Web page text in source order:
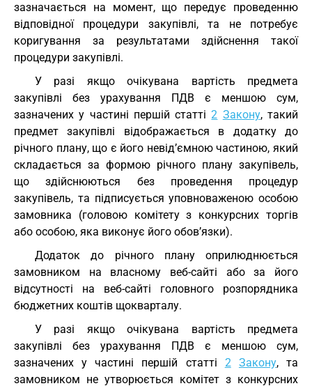
зазначається на момент, що передує проведенню
відповідної процедури закупівлі, та не потребує
коригування за результатами здійснення такої
процедури закупівлі.
У разі якщо очікувана вартість предмета
закупівлі без урахування ПДВ є меншою сум,
зазначених у частині першій статті2 Закону, такий
предмет закупівлі відображається в додатку до
річного плану, що є його невід’ємною частиною, який
складається за формою річного плану закупівель,
що здійснюються без проведення процедур
закупівель, та підписується уповноваженою особою
замовника (головою комітету з конкурсних торгів
або особою, яка виконує його обов’язки).
Додаток до річного плану оприлюднюється
замовником на власному веб-сайті або за його
відсутності на веб-сайті головного розпорядника
бюджетних коштів щокварталу.
У разі якщо очікувана вартість предмета
закупівлі без урахування ПДВ є меншою сум,
зазначених у частині першій статті 2 Закону, та
замовником не утворюється комітет з конкурсних